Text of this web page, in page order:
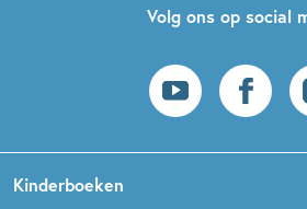
Volg ons op social
Kinderboeken